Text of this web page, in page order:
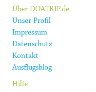
Über DOATRIP.de
Unser Profil
Impressum
Datenschutz
Kontakt
Ausflugsblog
Hilfe